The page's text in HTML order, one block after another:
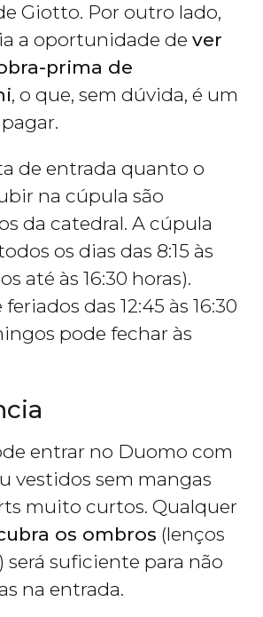
Giotto. Por outro lado,
a oportunidade de ver
prima de
, o que, sem dúvida, é um
de entrada quanto o
na cúpula são
da catedral. A cúpula
os dias das 8:15 às
até às 16:30 horas).
das 12:45 às 16:30
pode fechar às
entrar no Duomo com
vestidos sem mangas
muito curtos. Qualquer
os ombros (lenços
será suficiente para não
na entrada.